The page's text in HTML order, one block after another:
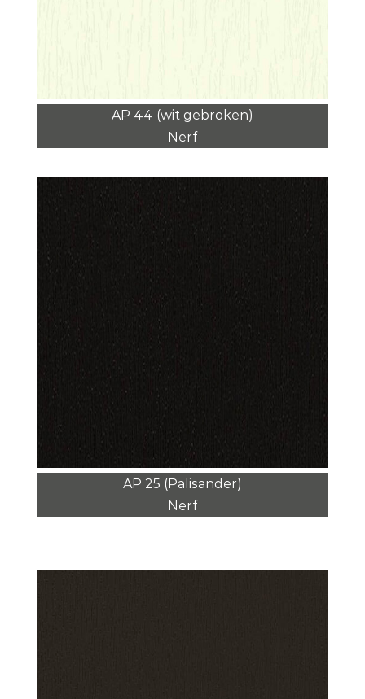
AP 44 (wit gebroken)
Nerf
AP 25 (Palisander)
Nerf